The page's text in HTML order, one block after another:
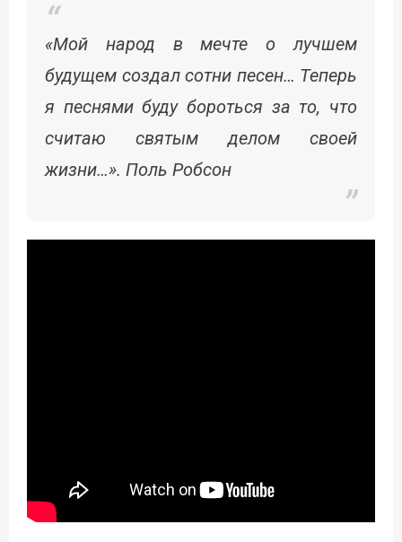
«Мой народ в мечте о лучшем
будущем создал сотни песен… Теперь
я песнями буду бороться за то, что
считаю святым делом своей
жизни…». Поль Робсон